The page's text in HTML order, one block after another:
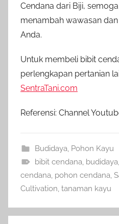
Cendana dari Biji,
menambah wawasan
Anda.
Untuk membeli bibit
perlengkapan pertanian
SentraTani.com
Referensi: Channel
Budidaya, Pohon Kayu
bibit cendana, budidaya,
cendana, pohon cendana,
Cultivation, tanaman kayu